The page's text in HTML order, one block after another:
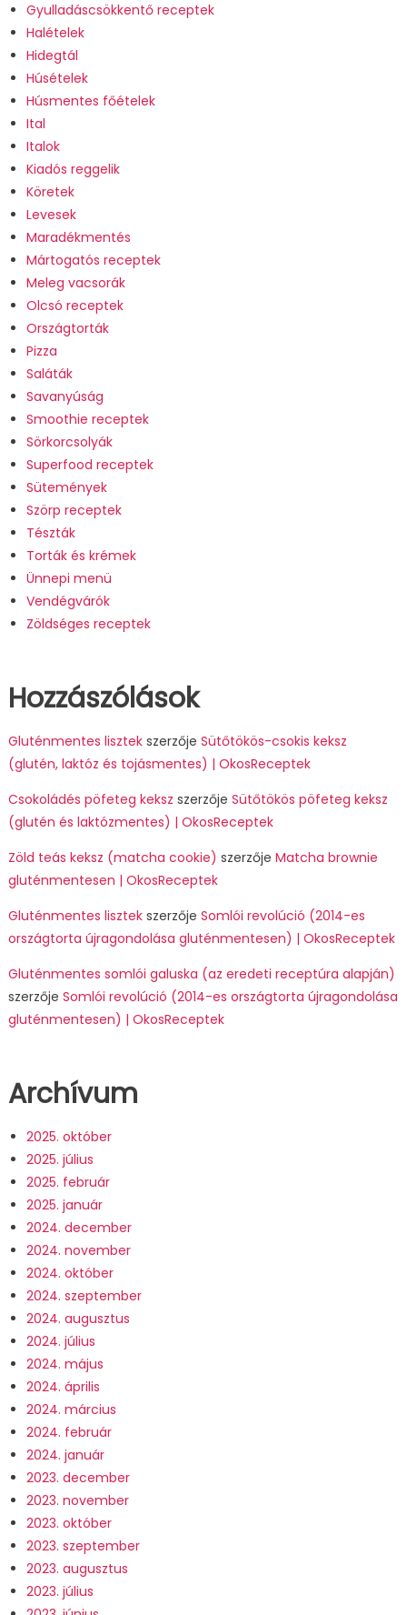
Gyulladáscsökkentő receptek
Halételek
Hidegtál
Húsételek
Húsmentes főételek
Ital
Italok
Kiadós reggelik
Köretek
Levesek
Maradékmentés
Mártogatós receptek
Meleg vacsorák
Olcsó receptek
Országtorták
Pizza
Saláták
Savanyúság
Smoothie receptek
Sörkorcsolyák
Superfood receptek
Sütemények
Szörp receptek
Tészták
Torták és krémek
Ünnepi menü
Vendégvárók
Zöldséges receptek
Hozzászólások
Gluténmentes lisztekszerzője Sütőtökös-csokis keksz
(glutén, laktóz és tojásmentes) | OkosReceptek
Csokoládés pöfeteg keksz szerzője Sütőtökös pöfeteg keksz
(glutén és laktózmentes) | OkosReceptek
Zöld teás keksz (matcha cookie) szerzője Matcha brownie
gluténmentesen | OkosReceptek
Gluténmentes lisztekszerzője Somlói revolúció (2014-es
országtorta újragondolása gluténmentesen) | OkosReceptek
Gluténmentes somlói galuska (az eredeti receptúra alapján)
szerzője Somlói revolúció (2014-es országtorta újragondolása
gluténmentesen) | OkosReceptek
Archívum
2025. október
2025. július
2025. február
2025. január
2024. december
2024. november
2024. október
2024. szeptember
2024. augusztus
2024. július
2024. május
2024. április
2024. március
2024. február
2024. január
2023. december
2023. november
2023. október
2023. szeptember
2023. augusztus
2023. július